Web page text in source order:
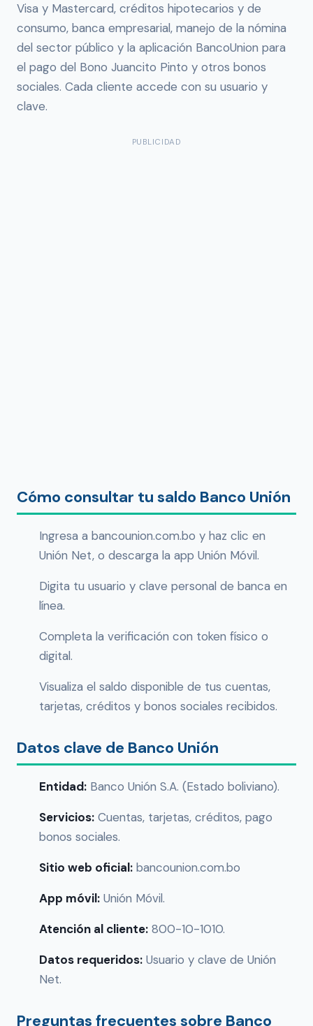
Visa y Mastercard, créditos hipotecarios y de
consumo, banca empresarial, manejo de la nómina
del sector público y la aplicación BancoUnion para
el pago del Bono Juancito Pinto y otros bonos
sociales. Cada cliente accede con su usuario y
clave.
PUBLICIDAD
Cómo consultar tu saldo Banco Unión
Ingresa a bancounion.com.bo y haz clic en
Unión Net, o descarga la app Unión Móvil.
Digita tu usuario y clave personal de banca en
línea.
Completa la verificación con token físico o
digital.
Visualiza el saldo disponible de tus cuentas,
tarjetas, créditos y bonos sociales recibidos.
Datos clave de Banco Unión
Entidad: Banco Unión S.A. (Estado boliviano).
Servicios: Cuentas, tarjetas, créditos, pago
bonos sociales.
Sitio web oficial: bancounion.com.bo
App móvil: Unión Móvil.
Atención al cliente: 800-10-1010.
Datos requeridos: Usuario y clave de Unión
Net.
Preguntas frecuentes sobre Banco